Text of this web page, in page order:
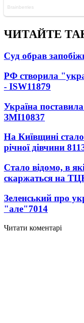
ЧИТАЙТЕ
Суд обрав
РФ створила
- ISW11879
Україна
ЗМІ10837
На Київщині
річної дівчини
Стало відомо, в
скаржаться на
Зеленський про
"але"7014
Читати коментарі